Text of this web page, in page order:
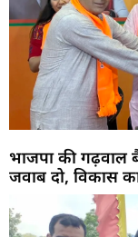
भाजपा की गढ़वाल
जवाब दो, विकास